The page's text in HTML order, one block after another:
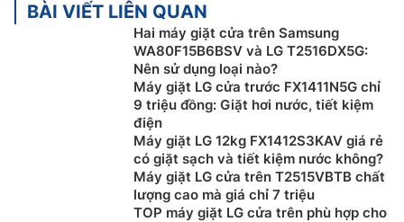
BÀI VIẾT LIÊN QUAN
Hai máy giặt cửa trên Samsung
WA80F15B6BSV và LG T2516DX5G:
Nên sử dụng loại nào?
Máy giặt LG cửa trước FX1411N5G chỉ
9 triệu đồng: Giặt hơi nước, tiết kiệm
điện
Máy giặt LG 12kg FX1412S3KAV giá rẻ
có giặt sạch và tiết kiệm nước không?
Máy giặt LG cửa trên T2515VBTB chất
lượng cao mà giá chỉ 7 triệu
TOP máy giặt LG cửa trên phù hợp cho